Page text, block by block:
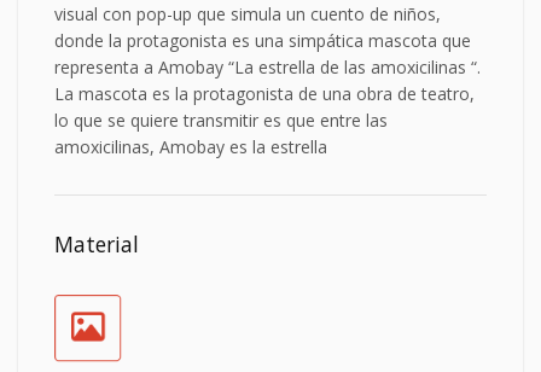
visual con pop-up que simula un cuento de niños,
donde la protagonista es una simpática mascota que
representa a Amobay “La estrella de las amoxicilinas “.
La mascota es la protagonista de una obra de teatro,
lo que se quiere transmitir es que entre las
amoxicilinas, Amobay es la estrella
Material